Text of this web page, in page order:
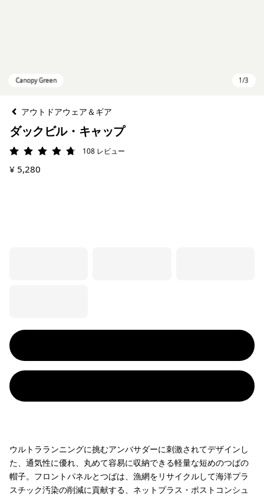
アウトドアウェア＆ギア
ダックビル・キャップ
評価: 4.7 / 5108 レビュー
¥ 5,280
ウルトラランニングに挑むアンバサダーに刺激されてデザインし
た、通気性に優れ、丸めて容易に収納できる軽量な短めのつばの
帽子。フロントパネルとつばは、漁網をリサイクルして海洋プラ
スチック汚染の削減に貢献する、ネットプラス・ポストコンシュ